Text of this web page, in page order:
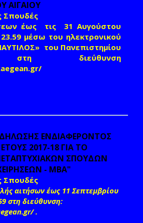
ΑΙΓΑΙΟΥ
Σπουδές
έως τις 31 Αυγούστου
μέσω του ηλεκτρονικού
του Πανεπιστημίου
στη διεύθυνση
ΕΝΔΙΑΦΕΡΟΝΤΟΣ
2017-18 ΓΙΑ ΤΟ
ΣΠΟΥΔΩΝ
- MBA"
Σπουδές
αιτήσων έως 11 Σεπτεμβρίου
στη διεύθυνση:
.